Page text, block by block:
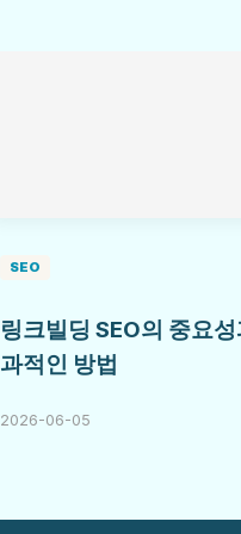
SEO
링크빌딩 SEO의 중요
과적인 방법
2026-06-05